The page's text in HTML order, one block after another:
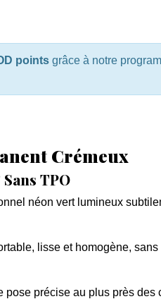
pointsgrâce à notre
Crémeux
TPO
néon vert lumineux
lisse et homogène, sans
pose précise au plus près des